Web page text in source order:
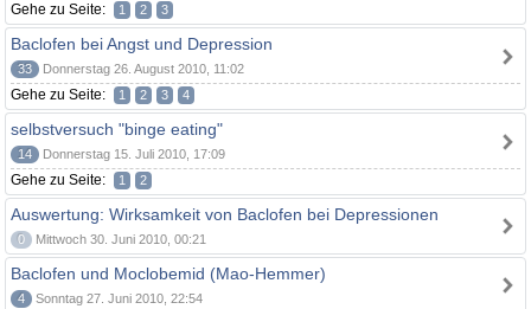
Gehe zu Seite: 1 2 3
Baclofen bei Angst und Depression
33 Donnerstag 26. August 2010, 11:02
Gehe zu Seite: 1 2 3 4
selbstversuch "binge eating"
14 Donnerstag 15. Juli 2010, 17:09
Gehe zu Seite: 1 2
Auswertung: Wirksamkeit von Baclofen bei Depressionen
0 Mittwoch 30. Juni 2010, 00:21
Baclofen und Moclobemid (Mao-Hemmer)
4 Sonntag 27. Juni 2010, 22:54